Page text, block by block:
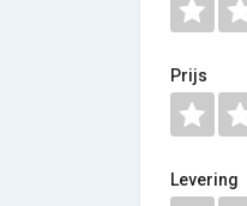
Prijs
Levering